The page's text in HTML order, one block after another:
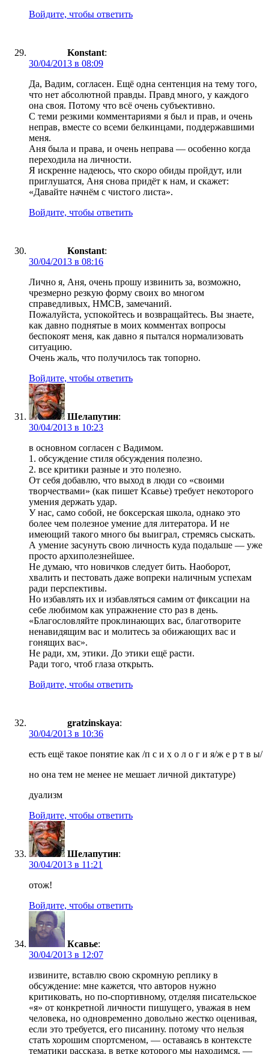
Войдите, чтобы ответить
Konstant:
30/04/2013 в 08:09
Да, Вадим, согласен. Ещё одна сентенция на тему того,
что нет абсолютной правды. Правд много, у каждого
она своя. Потому что всё очень субъективно.
С теми резкими комментариями я был и прав, и очень
неправ, вместе со всеми белкинцами, поддержавшими
меня.
Аня была и права, и очень неправа — особенно когда
переходила на личности.
Я искренне надеюсь, что скоро обиды пройдут, или
приглушатся, Аня снова придёт к нам, и скажет:
«Давайте начнём с чистого листа».
Войдите, чтобы ответить
Konstant:
30/04/2013 в 08:16
Лично я, Аня, очень прошу извинить за, возможно,
чрезмерно резкую форму своих во многом
справедливых, НМСВ, замечаний.
Пожалуйста, успокойтесь и возвращайтесь. Вы знаете,
как давно поднятые в моих комментах вопросы
беспокоят меня, как давно я пытался нормализовать
ситуацию.
Очень жаль, что получилось так топорно.
Войдите, чтобы ответить
Шелапутин:
30/04/2013 в 10:23
в основном согласен с Вадимом.
1. обсуждение стиля обсуждения полезно.
2. все критики разные и это полезно.
От себя добавлю, что выход в люди со «своими
творчествами» (как пишет Ксавье) требует некоторого
умения держать удар.
У нас, само собой, не боксерская школа, однако это
более чем полезное умение для литератора. И не
имеющий такого много бы выиграл, стремясь сыскать.
А умение засунуть свою личность куда подальше — уже
просто архиполезнейшее.
Не думаю, что новичков следует бить. Наоборот,
хвалить и пестовать даже вопреки наличным успехам
ради перспективы.
Но избавлять их и избавляться самим от фиксации на
себе любимом как упражнение сто раз в день.
«Благословляйте проклинающих вас, благотворите
ненавидящим вас и молитесь за обижающих вас и
гонящих вас».
Не ради, хм, этики. До этики ещё расти.
Ради того, чтоб глаза открыть.
Войдите, чтобы ответить
gratzinskaya:
30/04/2013 в 10:36
есть ещё такое понятие как /п с и х о л о г и я/ж е р т в ы/
но она тем не менее не мешает личной диктатуре)
дуализм
Войдите, чтобы ответить
Шелапутин:
30/04/2013 в 11:21
отож!
Войдите, чтобы ответить
Ксавье:
30/04/2013 в 12:07
извините, вставлю свою скромную реплику в
обсуждение: мне кажется, что авторов нужно
критиковать, но по-спортивному, отделяя писательское
«я» от конкретной личности пишущего, уважая в нем
человека, но одновременно довольно жестко оценивая,
если это требуется, его писанину. потому что нельзя
стать хорошим спортсменом, — оставаясь в контексте
тематики рассказа, в ветке которого мы находимся, —